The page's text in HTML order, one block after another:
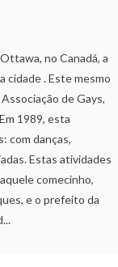
no Canadá, a
cidade . Este mesmo
de Gays,
1989, esta
com danças,
Estas atividades
comecinho,
e o prefeito da